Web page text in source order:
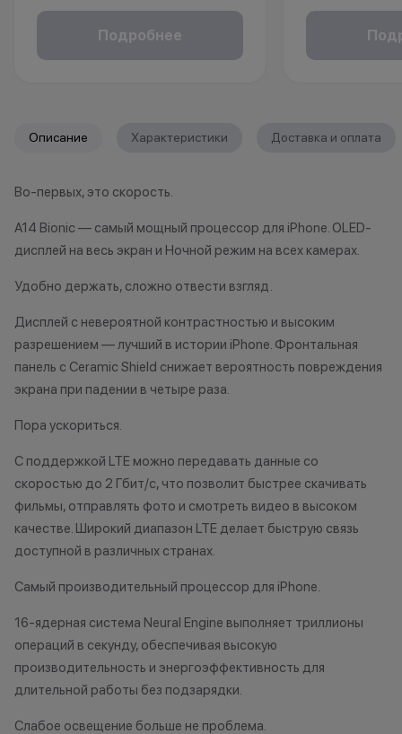
просто бонусы.
Покупайте технику и аксессуары,
За покупки начисляются бонусные
баллы
оплатить:
до 20% от чека — на аксессуары;
до 10% от чека — на
Xiaomi.
до 5% от чека — на оригинальную
до 2% от чека — на новые iPhone;
Статусы программы
лояльности
Новый в прайде
Технолев
Кэшбэк: 2%
Кэшбэк: 3%
Подробнее
рассрочку,
безналичному
*Акции и
*Данная акция
характер.
•Организатор
усмотрение
изменить
Описание Характеристики Доставка и оплата
Во-первых, это скорость.
A14 Bionic — самый мощный процессор для iPhone. OLED-
дисплей на весь экран и Ночной режим на всех камерах.
Удобно держать, сложно отвести взгляд.
Дисплей с невероятной контрастностью и высоким
разрешением — лучший в истории iPhone. Фронтальная
панель с Ceramic Shield снижает вероятность повреждения
экрана при падении в четыре раза.
Пора ускориться.
С поддержкой LTE можно передавать данные со
скоростью до 2 Гбит/с, что позволит быстрее скачивать
фильмы, отправлять фото и смотреть видео в высоком
качестве. Широкий диапазон LTE делает быструю связь
доступной в различных странах.
Самый производительный процессор для iPhone.
16-ядерная система Neural Engine выполняет триллионы
операций в секунду, обеспечивая высокую
производительность и энергоэффективность для
длительной работы без подзарядки.
Слабое освещение больше не проблема.